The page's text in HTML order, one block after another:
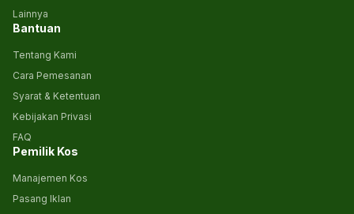
Lainnya
Bantuan
Tentang Kami
Cara Pemesanan
Syarat & Ketentuan
Kebijakan Privasi
FAQ
Pemilik Kos
Manajemen Kos
Pasang Iklan